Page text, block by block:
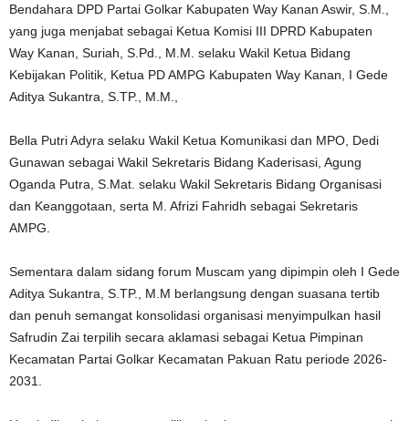
Bendahara DPD Partai Golkar Kabupaten Way Kanan Aswir, S.M.,
yang juga menjabat sebagai Ketua Komisi III DPRD Kabupaten
Way Kanan, Suriah, S.Pd., M.M. selaku Wakil Ketua Bidang
Kebijakan Politik, Ketua PD AMPG Kabupaten Way Kanan, I Gede
Aditya Sukantra, S.TP., M.M.,
Bella Putri Adyra selaku Wakil Ketua Komunikasi dan MPO, Dedi
Gunawan sebagai Wakil Sekretaris Bidang Kaderisasi, Agung
Oganda Putra, S.Mat. selaku Wakil Sekretaris Bidang Organisasi
dan Keanggotaan, serta M. Afrizi Fahridh sebagai Sekretaris
AMPG.
Sementara dalam sidang forum Muscam yang dipimpin oleh I Gede
Aditya Sukantra, S.TP., M.M berlangsung dengan suasana tertib
dan penuh semangat konsolidasi organisasi menyimpulkan hasil
Safrudin Zai terpilih secara aklamasi sebagai Ketua Pimpinan
Kecamatan Partai Golkar Kecamatan Pakuan Ratu periode 2026-
2031.